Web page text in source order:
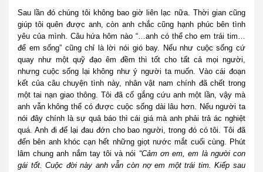
Sau lần đó chúng tôi không bao giờ liên lạc nữa. Thời gian cũng
giúp tôi quên được anh, còn anh chắc cũng hạnh phúc bên tình
yêu của mình. Câu hứa hôm nào “…anh có thể cho em trái tim…
để em sống” cũng chỉ là lời nói gió bay. Nếu như cuộc sống cứ
quay như một quỹ đạo êm đềm thì tốt cho tất cả mọi người,
nhưng cuộc sống lại không như ý người ta muốn. Vào cái đoạn
kết của câu chuyện tình này, nhân vật nam chính đã chết trong
một tai nạn giao thông. Tôi đã cố gắng cứu anh một lần, vậy mà
anh vẫn không thể có được cuộc sống dài lâu hơn. Nếu người ta
nói đây chính là sự quả báo thì cái giá mà anh phải trả ác nghiệt
quá. Anh đi để lại đau đớn cho bao người, trong đó có tôi. Tôi đã
đến bên anh khóc cạn hết những giọt nước mắt cuối cùng. Phút
lâm chung anh nắm tay tôi và nói “Cảm ơn em, em là người con
gái tốt. Cuộc đời này anh vẫn còn nợ em một trái tim. Kiếp sau